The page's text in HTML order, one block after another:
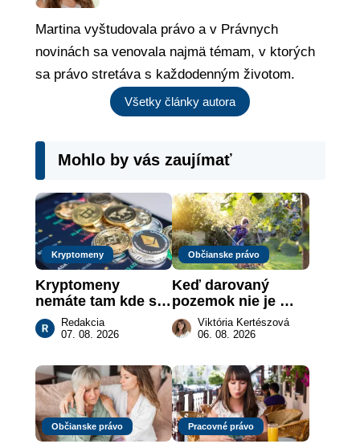
Martina vyštudovala právo a v Právnych
novinách sa venovala najmä témam, v ktorých
sa právo stretáva s každodenným životom.
Všetky články autora
Mohlo by vás zaujímať
Kryptomeny
Kryptomeny
nemáte tam kde si
myslíte: Viete, kde
sa naozaj
Redakcia
07. 08. 2026
Občianske právo
Keď darovaný
pozemok nie je
„hotová vec“: kedy
môže darca žiadať
Viktória Kertészová
06. 08. 2026
Občianske právo Pracovné právo